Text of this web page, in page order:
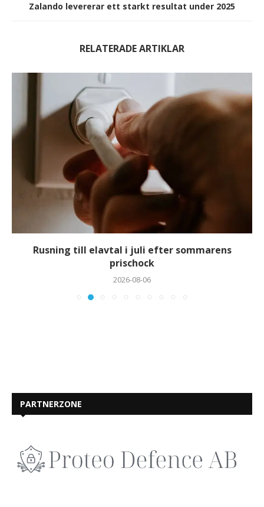
Zalando levererar ett starkt resultat under 2025
RELATERADE ARTIKLAR
Rusning till elavtal i juli efter sommarens
prischock
2026-08-06
PARTNERZONE